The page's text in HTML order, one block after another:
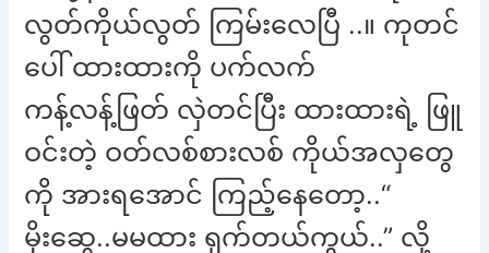
လွတ်ကိုယ်လွတ် ကြမ်းလေပြီ ..။ ကုတင်
ပေါ် ထားထားကို ပက်လက်
ကန့်လန့်ဖြတ် လှဲတင်ပြီး ထားထားရဲ့ ဖြူ
ဝင်းတဲ့ ဝတ်လစ်စားလစ် ကိုယ်အလှတွေ
ကို အားရအောင် ကြည့်နေတော့..“
မိုးဆွေ..မမထား ရှက်တယ်ကွယ်..” လို့